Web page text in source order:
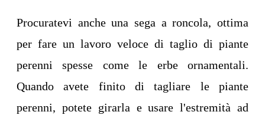
Procuratevi anche una sega a roncola, ottima
per fare un lavoro veloce di taglio di piante
perenni spesse come le erbe ornamentali.
Quando avete finito di tagliare le piante
perenni, potete girarla e usare l'estremità ad